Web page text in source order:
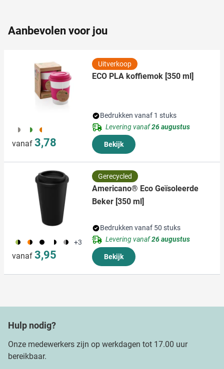
verzameld op basis van uw gebruik van hun services.
Aanbevolen voor jou
003 004 007
vanaf 3,78
Uitverkoop
ECO PLA koffiemok [350 ml]
Bedrukken vanaf 1 stuks
Levering vanaf26 augustus
Bekijk
154 210 001 002 202 +3
vanaf 3,95
Gerecycled
Americano® Eco Geïsoleerde
Beker [350 ml]
Bedrukken vanaf 50 stuks
Levering vanaf26 augustus
Bekijk
Hulp nodig?
Onze medewerkers zijn op werkdagen tot 17.00 uur
bereikbaar.